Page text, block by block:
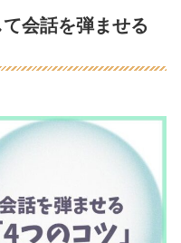
会話を弾ませる